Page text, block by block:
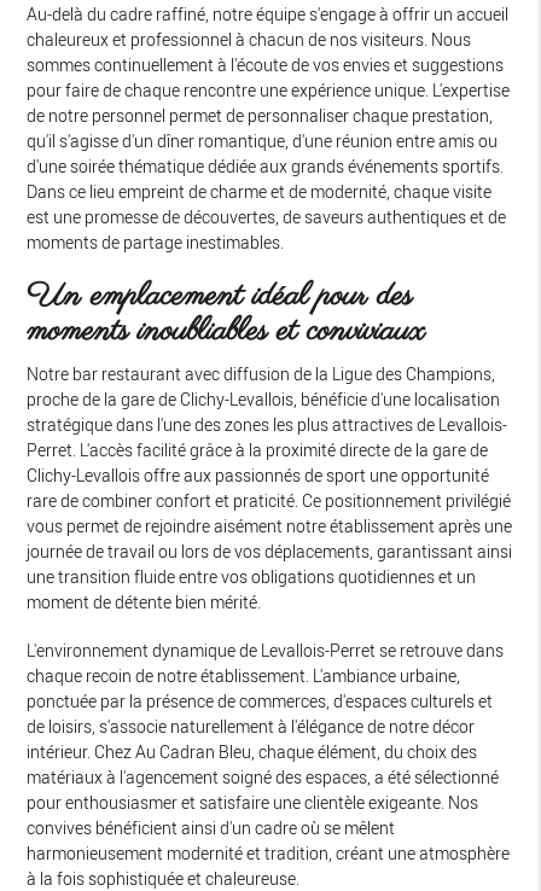
Au-delà du cadre raffiné, notre équipe s'engage à offrir un accueil
chaleureux et professionnel à chacun de nos visiteurs. Nous
sommes continuellement à l'écoute de vos envies et suggestions
pour faire de chaque rencontre une expérience unique. L'expertise
de notre personnel permet de personnaliser chaque prestation,
qu'il s'agisse d'un dîner romantique, d'une réunion entre amis ou
d'une soirée thématique dédiée aux grands événements sportifs.
Dans ce lieu empreint de charme et de modernité, chaque visite
est une promesse de découvertes, de saveurs authentiques et de
moments de partage inestimables.
Un emplacement idéal pour des
moments inoubliables et conviviaux
Notre bar restaurant avec diffusion de la Ligue des Champions,
proche de la gare de Clichy-Levallois, bénéficie d'une localisation
stratégique dans l'une des zones les plus attractives de Levallois-
Perret. L'accès facilité grâce à la proximité directe de la gare de
Clichy-Levallois offre aux passionnés de sport une opportunité
rare de combiner confort et praticité. Ce positionnement privilégié
vous permet de rejoindre aisément notre établissement après une
journée de travail ou lors de vos déplacements, garantissant ainsi
une transition fluide entre vos obligations quotidiennes et un
moment de détente bien mérité.
L'environnement dynamique de Levallois-Perret se retrouve dans
chaque recoin de notre établissement. L'ambiance urbaine,
ponctuée par la présence de commerces, d'espaces culturels et
de loisirs, s'associe naturellement à l'élégance de notre décor
intérieur. Chez Au Cadran Bleu, chaque élément, du choix des
matériaux à l'agencement soigné des espaces, a été sélectionné
pour enthousiasmer et satisfaire une clientèle exigeante. Nos
convives bénéficient ainsi d'un cadre où se mêlent
harmonieusement modernité et tradition, créant une atmosphère
à la fois sophistiquée et chaleureuse.